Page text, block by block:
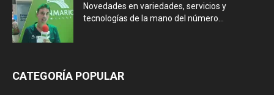
Novedades en variedades, servicios y
tecnologías de la mano del número...
CATEGORÍA POPULAR